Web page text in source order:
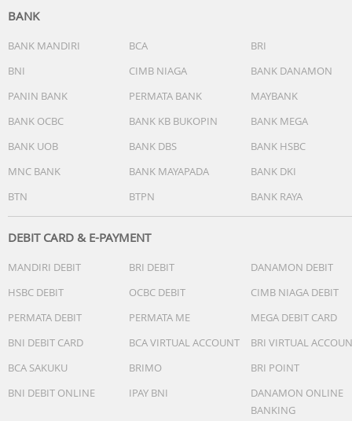
BANK
BANK MANDIRI BCA
BRI
BNI
CIMB NIAGA
BANK DANAMON
PANIN BANK
PERMATA BANK
MAYBANK
BANK OCBC
BANK KB BUKOPIN
BANK MEGA
BANK UOB
BANK DBS
BANK HSBC
MNC BANK
BANK MAYAPADA
BANK DKI
BTN
BTPN BANK RAYA
DEBIT CARD & E-PAYMENT
MANDIRI DEBIT BRI DEBIT
DANAMON DEBIT
HSBC DEBIT
OCBC DEBIT
CIMB NIAGA DEBIT
PERMATA DEBIT
PERMATA ME
MEGA DEBIT CARD
BNI DEBIT CARD
BCA VIRTUAL ACCOUNT
BRI VIRTUAL
BCA SAKUKU
BRIMO
BRI POINT
BNI DEBIT ONLINE
IPAY BNI
DANAMON ONLINE
BANKING